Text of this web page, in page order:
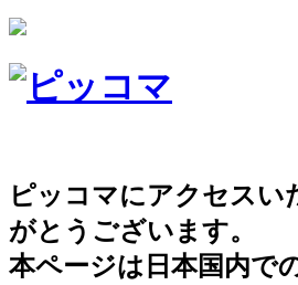
ピッコマにアクセスい
がとうございます。
本ページは日本国内で